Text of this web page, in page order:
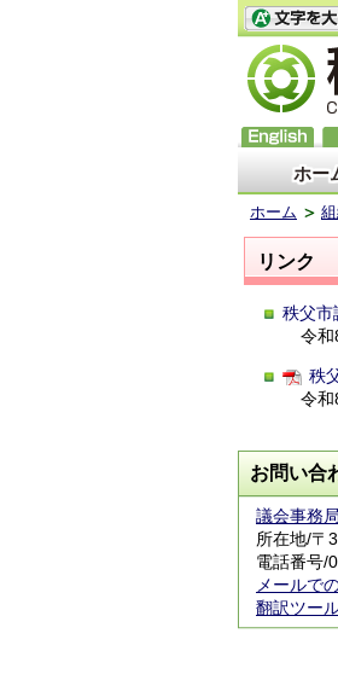
ホー
ホーム
リンク
秩父市
令和8
秩
令和8
お問い合
議会事務局
所在地/〒
電話番号/
メールで
翻訳ツー